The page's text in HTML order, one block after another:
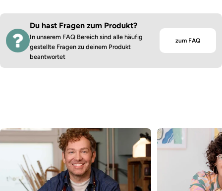
Du hast Fragen zum Produkt?
In unserem FAQ Bereich sind alle häufig
gestellte Fragen zu deinem Produkt
beantwortet
zum FAQ